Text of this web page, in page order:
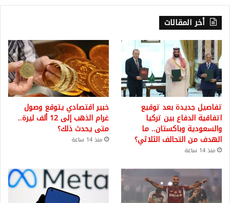
أخر المقالات
تفاصيل جديدة بعد توقيع
اتفاقية الدفاع بين تركيا
والسعودية وباكستان.. ما
الهدف من التحالف الثلاثي؟
منذ 14 ساعة
خبير اقتصادي يتوقع وصول
غرام الذهب إلى 12 ألف ليرة..
متى يحدث ذلك؟
منذ 14 ساعة